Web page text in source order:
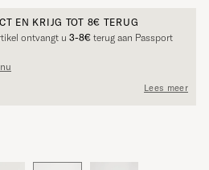
EN KRIJG TOT 8€ TERUG
ontvangt u 3-8€ terug aan Passport
Lees meer